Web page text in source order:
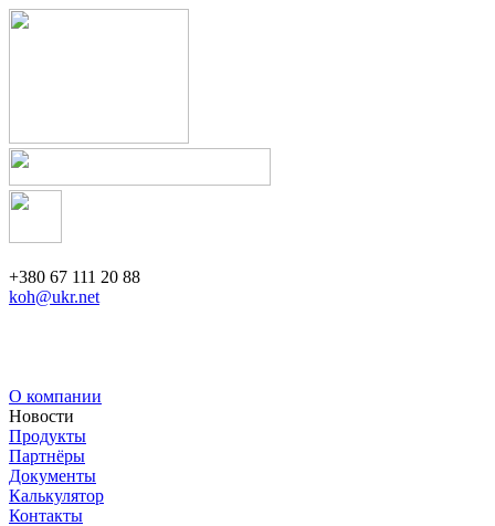
+380 67 111 20 88
koh@ukr.net
О компании
Новости
Продукты
Партнёры
Документы
Калькулятор
Контакты